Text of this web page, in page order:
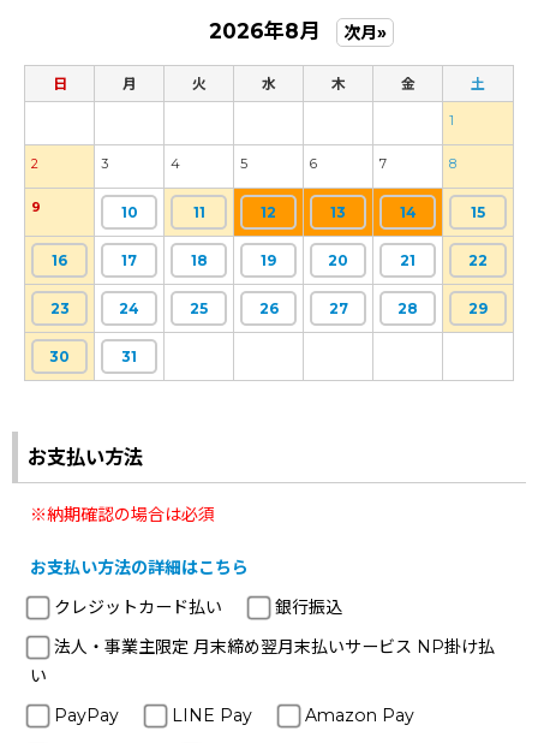
2026年8月 次月»
日 月 火 水 木 金 土
1
2 3 4 5 6 7 8
9 10 11 12 13 14 15
16 17 18 19 20 21 22
23 24 25 26 27 28 29
30 31
お支払い方法
※納期確認の場合は必須
お支払い方法の詳細はこちら
クレジットカード払い
銀行振込
法人・事業主限定 月末締め翌月末払いサービス NP掛け払
い
PayPay
LINE Pay
Amazon Pay